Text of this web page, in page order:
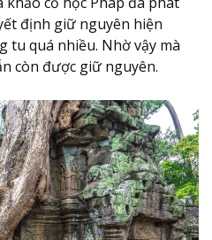
định giữ nguyên hiện
quá nhiều. Nhờ vậy mà
còn được giữ nguyên.